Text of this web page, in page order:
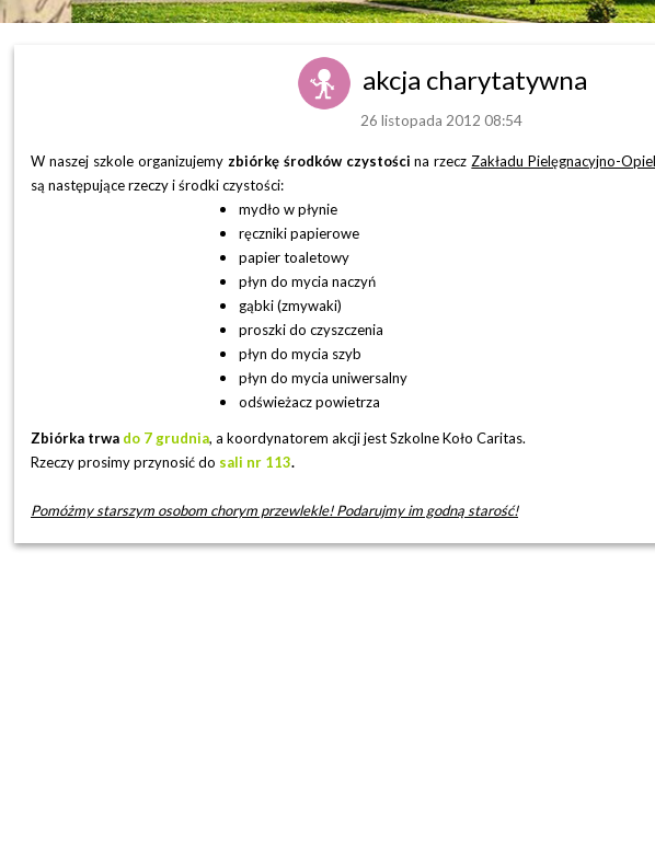
akcja charytatywna
26 listopada 2012 08:54
W naszej szkole organizujemy zbiórkę środków czystości na rzecz Zakładu Pielęgnacyjno-
są następujące rzeczy i środki czystości:
mydło w płynie
ręczniki papierowe
papier toaletowy
płyn do mycia naczyń
gąbki (zmywaki)
proszki do czyszczenia
płyn do mycia szyb
płyn do mycia uniwersalny
odświeżacz powietrza
Zbiórka trwa do 7 grudnia, a koordynatorem akcji jest Szkolne Koło Caritas.
Rzeczy prosimy przynosić do sali nr 113.
Pomóżmy starszym osobom chorym przewlekle! Podarujmy im godną starość!